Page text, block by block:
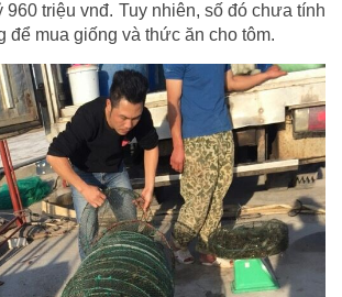
triệu vnđ. Tuy nhiên, số đó chưa tính
để mua giống và thức ăn cho tôm.